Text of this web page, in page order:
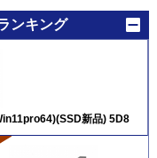
ンキング
新品) 5D8